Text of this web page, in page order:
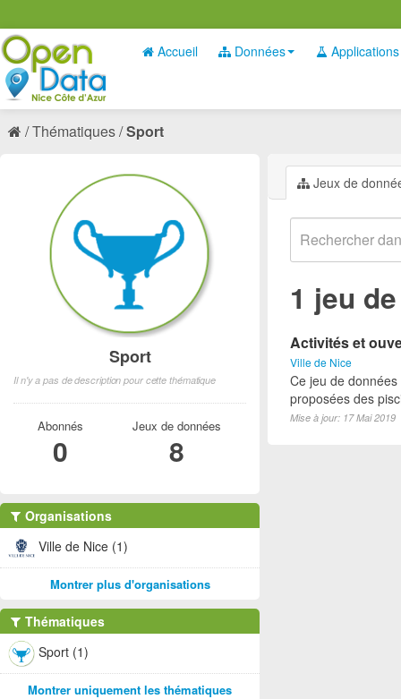
Accueil Données Applications
Thématiques Sport
Jeux de
1 jeu
Activités et
Ville de Nice
Ce jeu de
proposées des
Mise à jour: 17 Mai 2019
Sport
Il n'y a pas de description pour cette thématique
Abonnés
0
Jeux de données
8
Organisations
Ville de Nice (1)
Montrer plus d'organisations
Thématiques
Sport (1)
Montrer uniquement les thématiques